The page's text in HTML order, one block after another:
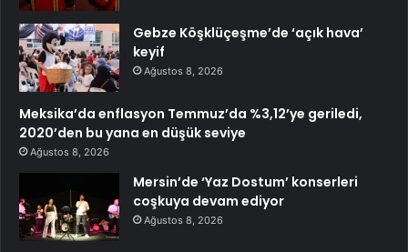
Gebze Köşklüçeşme’de ‘açık hava’
keyif
Ağustos 8, 2026
Meksika’da enflasyon Temmuz’da %3,12’ye geriledi,
2020’den bu yana en düşük seviye
Ağustos 8, 2026
Mersin’de ‘Yaz Dostum’ konserleri
coşkuya devam ediyor
Ağustos 8, 2026